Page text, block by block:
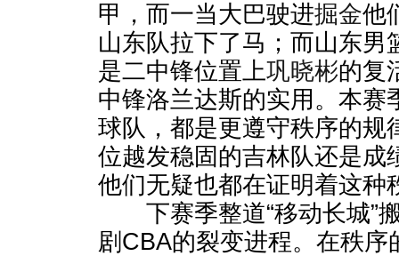
甲，而一当大巴驶进掘金他
山东队拉下了马；而山东男
是二中锋位置上巩晓彬的复
中锋洛兰达斯的实用。本赛
球队，都是更遵守秩序的规
位越发稳固的吉林队还是成
他们无疑也都在证明着这种
下赛季整道“移动长城”
剧CBA的裂变进程。在秩